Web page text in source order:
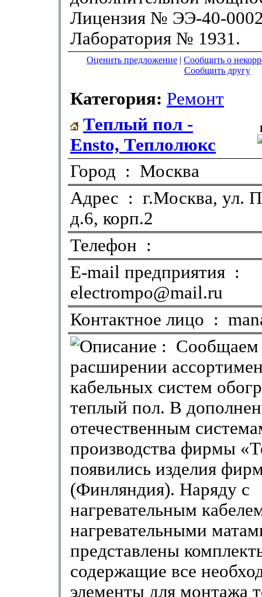
Лицензия № ЭЭ-40-
Лаборатория № 1931.
Оценить предложение | Сообщить о
Сообщить другу
Категория: Ремонт
Теплый пол -
Ensto, Теплолюкс
Город : Москва
Адрес : г.Москва, ул.
д.6, корп.2
Телефон :
E-mail предприятия :
electrompo@mail.ru
Контактное лицо :
: Сообщаем
расширении
кабельных систем
теплый пол. В
отечественным
производства фирмы
появились изделия
(Финляндия). Наряду с
нагревательным
нагревательными
представлены
содержащие все
элементы для монтажа